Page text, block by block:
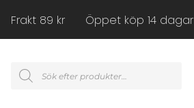
Frakt 89 kr Öppet köp 14 dagar